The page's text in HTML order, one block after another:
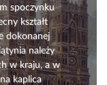
spoczynku
kształt
dokonanej
należy
w kraju, a w
kaplica